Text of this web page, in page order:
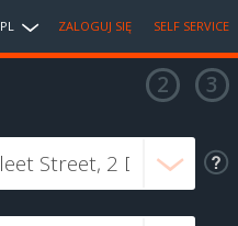
PL ZALOGUJ SIĘ SELF SERVICE